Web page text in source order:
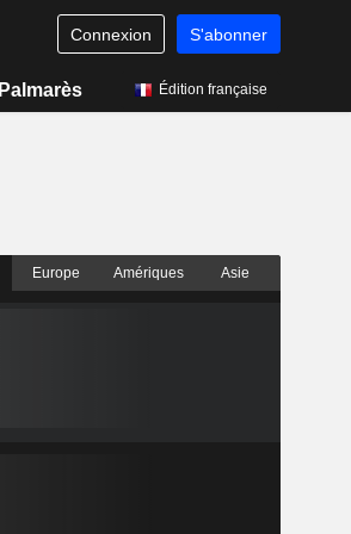
Connexion S'abonner
Palmarès Édition française
Europe Amériques Asie